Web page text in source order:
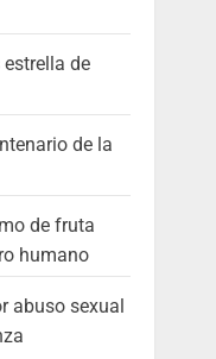
de
de la
de fruta
humano
abuso sexual